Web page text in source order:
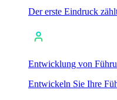
Der erste Eindruck
Entwicklung von
Entwickeln Sie Ihre